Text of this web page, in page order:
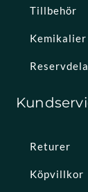
Tillbehör
Kemikalier
Returer
Köpvillkor